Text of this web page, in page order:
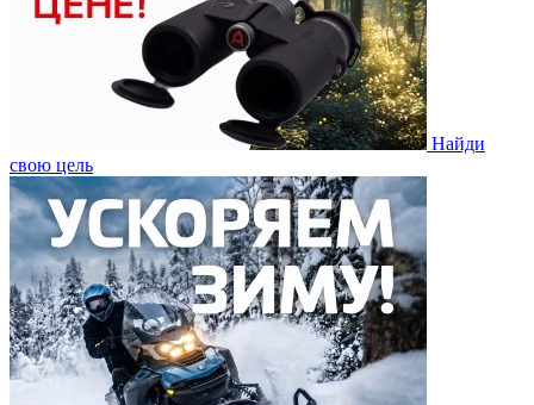
Найди
свою цель